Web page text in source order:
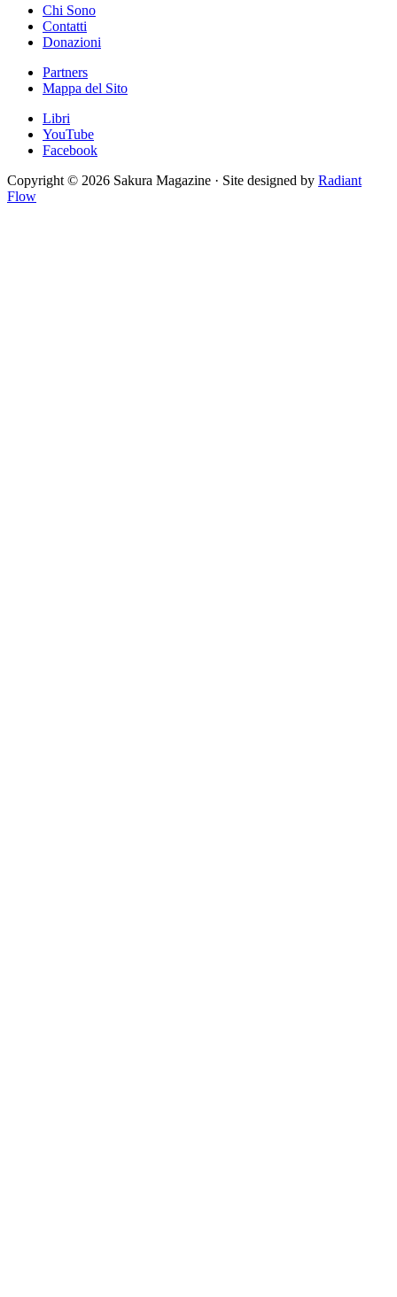
Chi Sono
Contatti
Donazioni
Partners
Mappa del Sito
Libri
YouTube
Facebook
Copyright © 2026 Sakura Magazine · Site designed by Radiant
Flow